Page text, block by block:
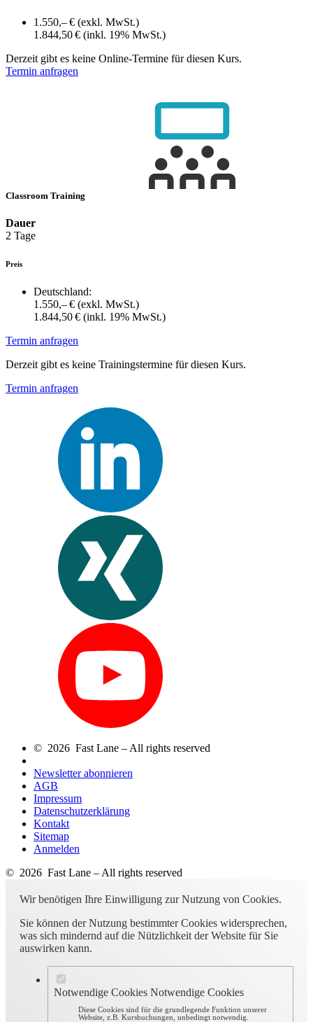
1.550,– € (exkl. MwSt.)
1.844,50 € (inkl. 19% MwSt.)
Derzeit gibt es keine Online-Termine für diesen Kurs.
Termin anfragen
Classroom Training
Dauer
2 Tage
Preis
Deutschland:
1.550,– € (exkl. MwSt.)
1.844,50 € (inkl. 19% MwSt.)
Termin anfragen
Derzeit gibt es keine Trainingstermine für diesen Kurs.
Termin anfragen
© 2026 Fast Lane – All rights reserved
Newsletter abonnieren
AGB
Impressum
Datenschutzerklärung
Kontakt
Sitemap
Anmelden
© 2026 Fast Lane – All rights reserved
Wir benötigen Ihre Einwilligung zur Nutzung von Cookies.
Sie können der Nutzung bestimmter Cookies widersprechen,
was sich mindernd auf die Nützlichkeit der Website für Sie
auswirken kann.
Notwendige Cookies Notwendige Cookies
Diese Cookies sind für die grundlegende Funktion unserer
Website, z.B. Kursbuchungen, unbedingt notwendig.